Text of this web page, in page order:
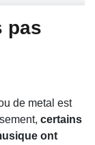
pas
de metal est
certains
ont